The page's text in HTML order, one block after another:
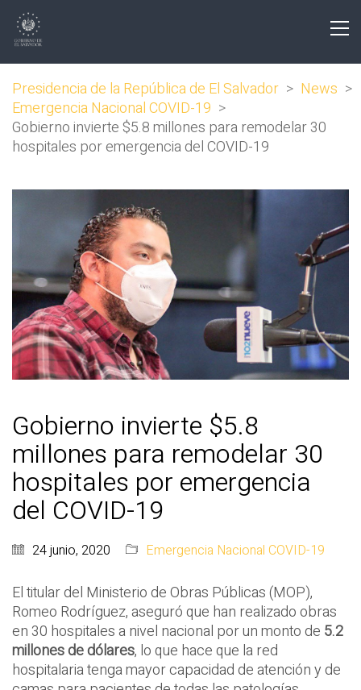
Presidencia de la República de El Salvador > News >
Emergencia Nacional COVID-19 >
Gobierno invierte $5.8 millones para remodelar 30
hospitales por emergencia del COVID-19
Gobierno invierte $5.8
millones para remodelar 30
hospitales por emergencia
del COVID-19
24 junio, 2020 Emergencia Nacional COVID-19
El titular del Ministerio de Obras Públicas (MOP),
Romeo Rodríguez, aseguró que han realizado obras
en 30 hospitales a nivel nacional por un monto de 5.2
millones de dólares, lo que hace que la red
hospitalaria tenga mayor capacidad de atención y de